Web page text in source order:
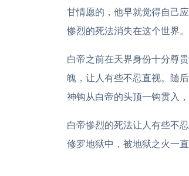
甘情愿的，他早就觉得自己
惨烈的死法消失在这个世界。
白帝之前在天界身份十分尊
魄，让人有些不忍直视。随
神钩从白帝的头顶一钩贯入
白帝惨烈的死法让人有些不
修罗地狱中，被地狱之火一